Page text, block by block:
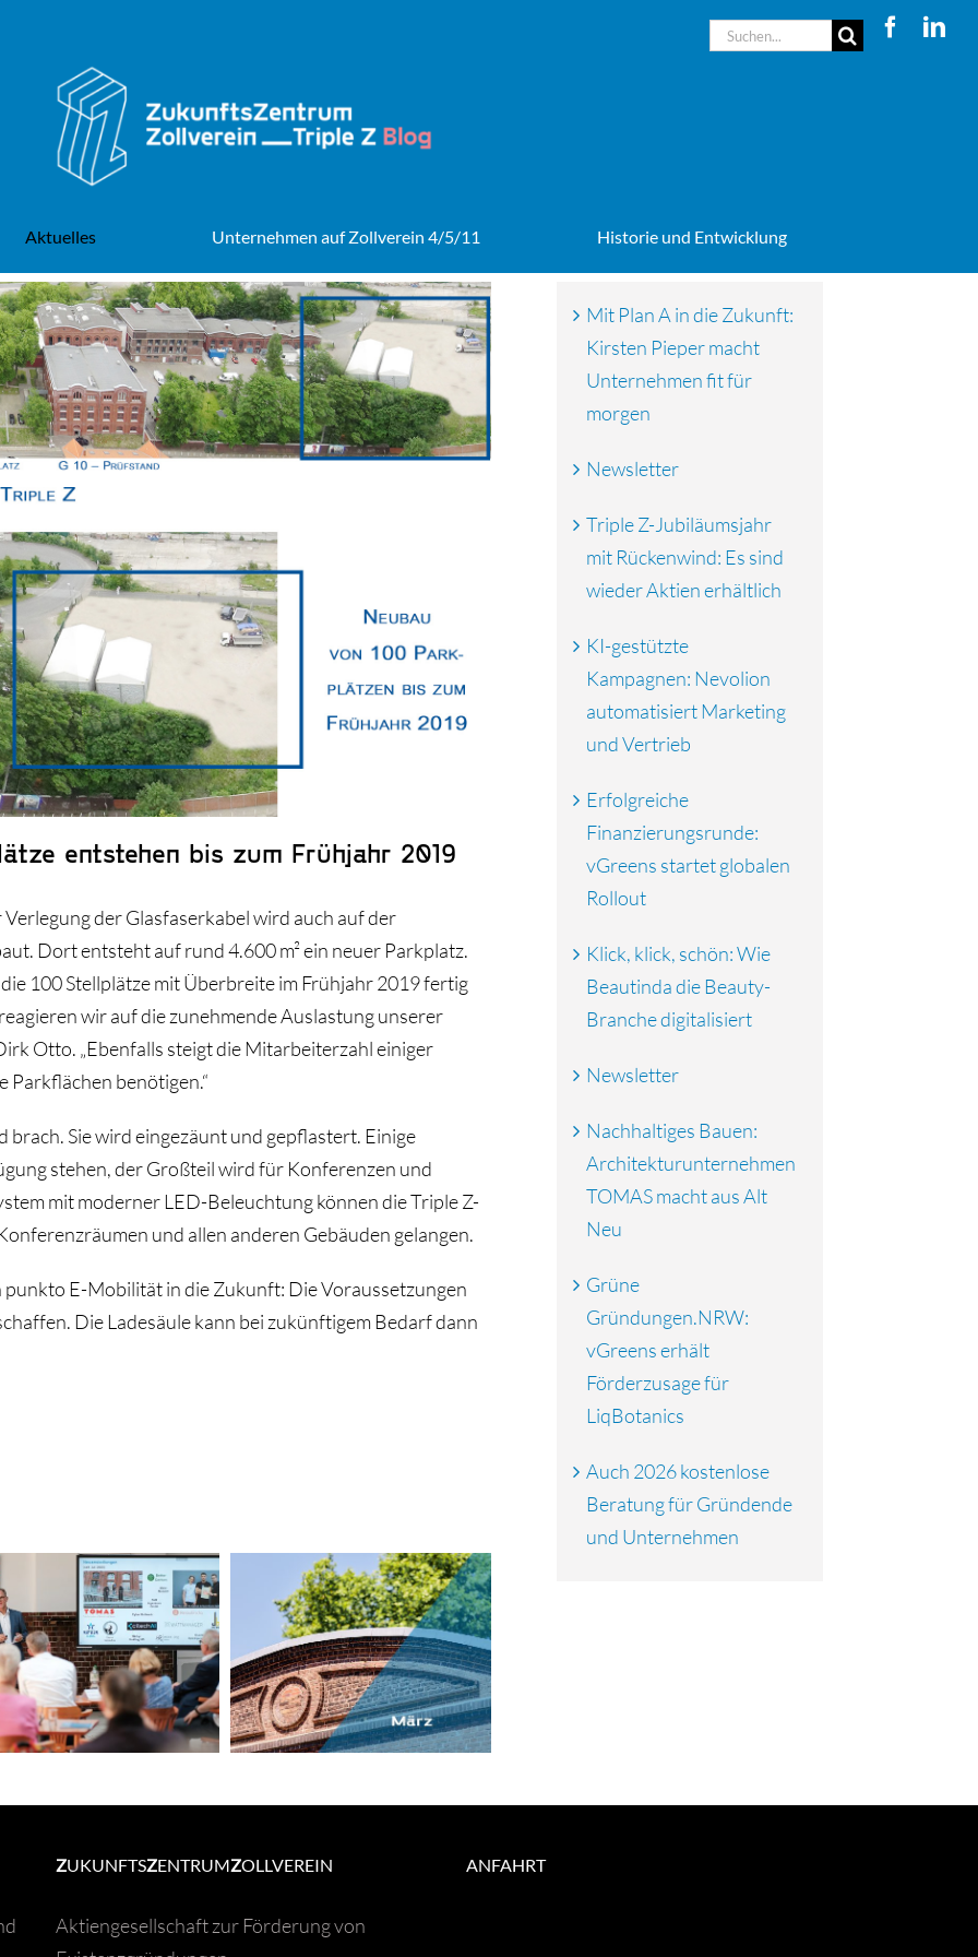
Suche
Aktuelles Unternehmen auf Zollverein 4/5/11 Historie und Entwicklung
entstehen bis zum Frühjahr 2019
der Glasfaserkabel wird auch auf der
Dort entsteht auf rund 4.600 m² ein neuer Parkplatz.
100 Stellplätze mit Überbreite im Frühjahr 2019 fertig
wir auf die zunehmende Auslastung unserer
Otto. „Ebenfalls steigt die Mitarbeiterzahl einiger
Parkflächen benötigen.“
brach. Sie wird eingezäunt und gepflastert. Einige
stehen, der Großteil wird für Konferenzen und
mit moderner LED-Beleuchtung können die Triple Z-
und allen anderen Gebäuden gelangen.
punkto E-Mobilität in die Zukunft: Die Voraussetzungen
Die Ladesäule kann bei zukünftigem Bedarf dann
Newsletter Newsletter
Mit Plan A in die Zukunft:
Kirsten Pieper macht
Unternehmen fit für
morgen
Newsletter
Triple Z-Jubiläumsjahr
mit Rückenwind: Es sind
wieder Aktien erhältlich
KI-gestützte
Kampagnen: Nevolion
automatisiert Marketing
und Vertrieb
Erfolgreiche
Finanzierungsrunde:
vGreens startet globalen
Rollout
Klick, klick, schön: Wie
Beautinda die Beauty-
Branche digitalisiert
Newsletter
Nachhaltiges Bauen:
Architekturunternehmen
TOMAS macht aus Alt
Neu
Grüne
Gründungen.NRW:
vGreens erhält
Förderzusage für
LiqBotanics
Auch 2026 kostenlose
Beratung für Gründende
und Unternehmen
ZUKUNFTSZENTRUMZOLLVEREIN
Aktiengesellschaft zur Förderung von
ANFAHRT